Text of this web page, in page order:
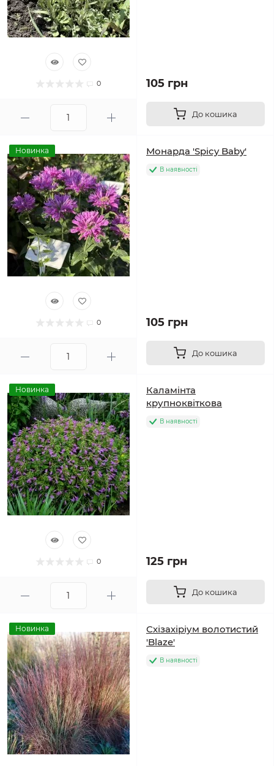
0 105 грн
До кошика
Новинка
0
Монарда 'Spicy Baby'
В наявності
105 грн
До кошика
Новинка
0
Каламінта
крупноквіткова
В наявності
125 грн
До кошика
Новинка
Схізахіріум волотистий
'Blaze'
В наявності